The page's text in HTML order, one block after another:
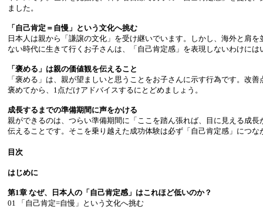
ました。
「自己肯定＝自慢」という文化へ挑む
日本人は親から「謙譲の文化」を受け継いでいます。しかし、海外と肩
ない時代に生きて行くお子さんは、「自己肯定感」を表現しないわけには
「褒める」は親の価値観を伝えること
「褒める」は、親が望ましいと思うことをお子さんに示す行為です。改
褒めてから、1点だけアドバイスするにとどめましょう。
成長するまでの準備期間に声をかける
親ができるのは、つらい準備期間に「ここを踏ん張れば、目に見える成長
伝えることです。そこを乗り越えた成功体験は必ず「自己肯定感」につな
目次
はじめに
第1章 なぜ、日本人の「自己肯定感」はこれほど低いのか？
01 「自己肯定=自慢」という文化へ挑む